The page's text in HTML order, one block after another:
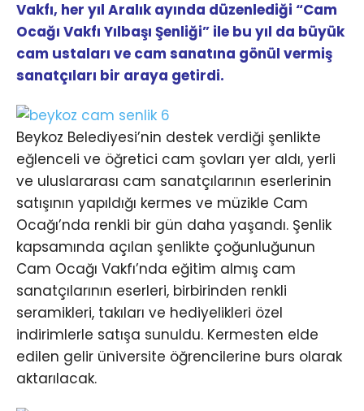
Vakfı, her yıl Aralık ayında düzenlediği “Cam
Ocağı Vakfı Yılbaşı Şenliği” ile bu yıl da büyük
cam ustaları ve cam sanatına gönül vermiş
sanatçıları bir araya getirdi.
Beykoz Belediyesi’nin destek verdiği şenlikte
eğlenceli ve öğretici cam şovları yer aldı, yerli
ve uluslararası cam sanatçılarının eserlerinin
satışının yapıldığı kermes ve müzikle Cam
Ocağı’nda renkli bir gün daha yaşandı. Şenlik
kapsamında açılan şenlikte çoğunluğunun
Cam Ocağı Vakfı’nda eğitim almış cam
sanatçılarının eserleri, birbirinden renkli
seramikleri, takıları ve hediyelikleri özel
indirimlerle satışa sunuldu. Kermesten elde
edilen gelir üniversite öğrencilerine burs olarak
aktarılacak.